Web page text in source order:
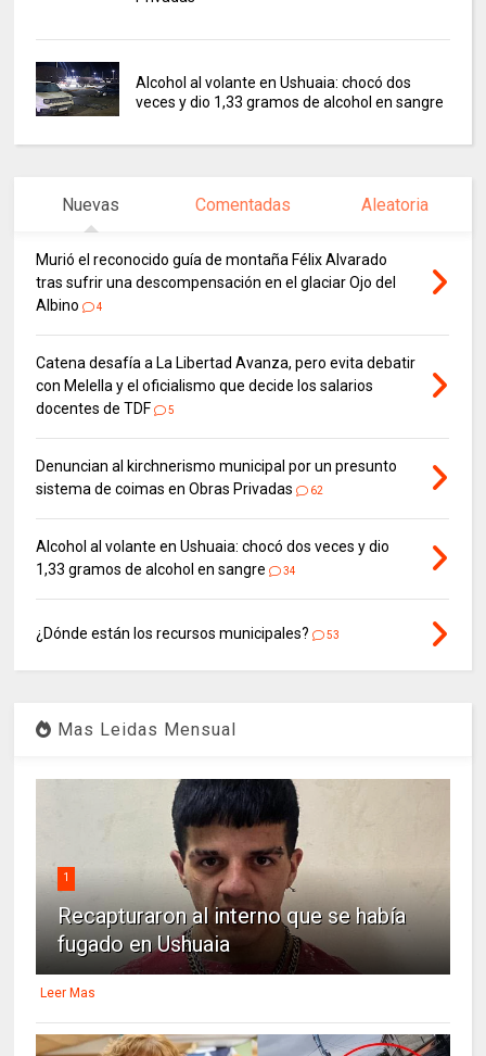
Alcohol al volante en Ushuaia: chocó dos
veces y dio 1,33 gramos de alcohol en sangre
Nuevas Comentadas Aleatoria
Murió el reconocido guía de montaña Félix Alvarado
tras sufrir una descompensación en el glaciar Ojo del
Albino
4
Catena desafía a La Libertad Avanza, pero evita debatir
con Melella y el oficialismo que decide los salarios
docentes de TDF
5
Denuncian al kirchnerismo municipal por un presunto
sistema de coimas en Obras Privadas
62
Alcohol al volante en Ushuaia: chocó dos veces y dio
1,33 gramos de alcohol en sangre
34
¿Dónde están los recursos municipales? 53
Mas Leidas Mensual
1
Recapturaron al interno que se había
fugado en Ushuaia
Leer Mas